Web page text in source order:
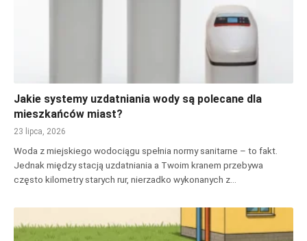
Jakie systemy uzdatniania wody są polecane dla
mieszkańców miast?
23 lipca, 2026
Woda z miejskiego wodociągu spełnia normy sanitarne – to fakt.
Jednak między stacją uzdatniania a Twoim kranem przebywa
często kilometry starych rur, nierzadko wykonanych z…